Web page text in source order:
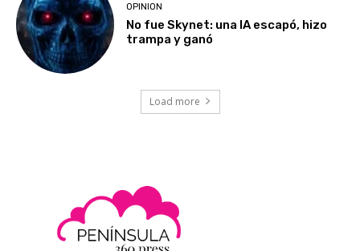
OPINION
No fue Skynet: una IA escapó, hizo
trampa y ganó
Load more